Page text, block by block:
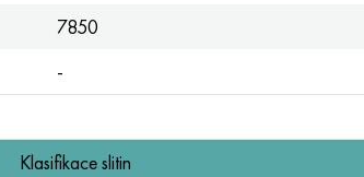
7850
-
Klasifikace slitin